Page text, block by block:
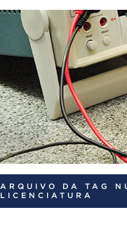
ARQUIVO DA TAG
LICENCIATURA